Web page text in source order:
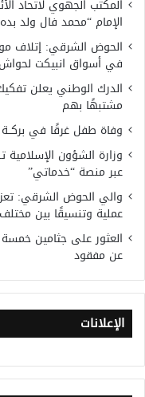
المكتب الجهوي لاتحاد
الإمام “محمد فال ولد بده
الحوض الشرقي: إتلاف
في أسواق انبيكت لحواش
مشتبهًا بهم
وفاة طفل غرقًا في
وزارة الشؤون
عبر منصة “خدماتي”
والي الحوض الشرقي:
عملية وتنسيقًا بين
العثور على جثامين
عن مفقود
الإعلانات